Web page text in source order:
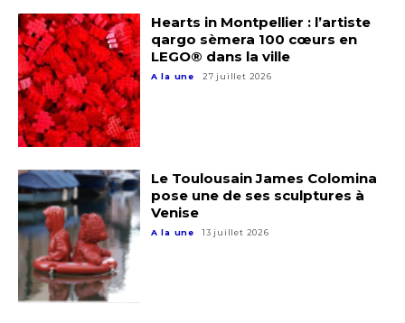
J'accepte lestermes et conditions
* Champ obligatoire
Prénom
Statut / Organisation
J'accepte lestermes et conditions
* Champ obligatoire
Hearts in Montpellier : l’artiste
qargo sèmera 100 cœurs en
LEGO® dans la ville
A la une 27 juillet 2026
Le Toulousain James Colomina
pose une de ses sculptures à
Venise
A la une 13 juillet 2026